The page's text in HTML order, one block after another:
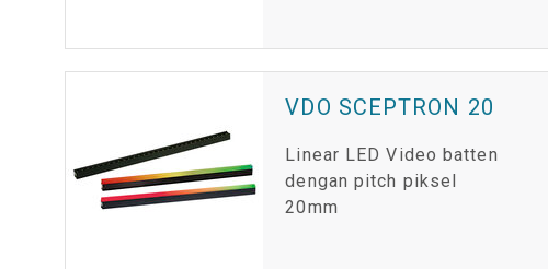
VDO SCEPTRON 20
Linear LED Video batten
dengan pitch piksel
20mm